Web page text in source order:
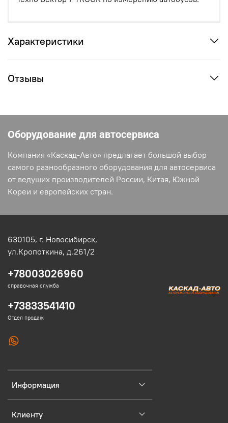
Характеристики
Отзывы
Оборудование для автосервиса
Компания «Каскад-Авто» предлагает большой выбор
самого разнообразного оборудования для автосервиса
от ведущих производителей России, Китая, Южной
Кореи и европейских стран.
Информация
Клиенту
630105, г. Новосибирск,
ул.Кропоткина, д.261/2
+78003026960
справочная служба
+73833541410
Отдел продаж